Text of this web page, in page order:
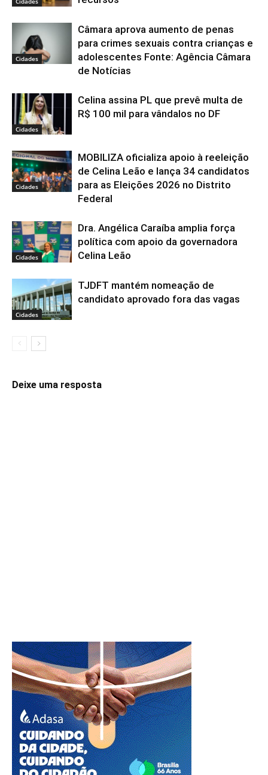
Cidades
Câmara aprova aumento de penas
para crimes sexuais contra crianças e
adolescentes Fonte: Agência Câmara
de Notícias
Cidades
Celina assina PL que prevê multa de
R$ 100 mil para vândalos no DF
Cidades
MOBILIZA oficializa apoio à reeleição
de Celina Leão e lança 34 candidatos
para as Eleições 2026 no Distrito
Federal
Cidades
Dra. Angélica Caraíba amplia força
política com apoio da governadora
Celina Leão
Cidades
TJDFT mantém nomeação de
candidato aprovado fora das vagas
Deixe uma resposta